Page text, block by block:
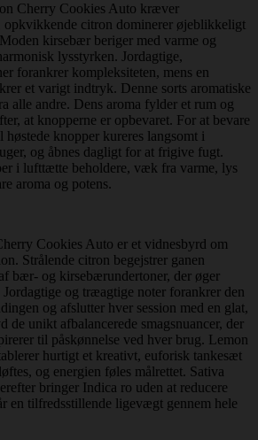
Cherry Cookies Auto kræver
opkvikkende citron dominerer øjeblikkeligt
kirsebær beriger med varme og
lysstyrken. Jordagtige,
forankrer kompleksiteten, mens en
et varigt indtryk. Denne sorts aromatiske
alle andre. Dens aroma fylder et rum og
at knopperne er opbevaret. For at bevare
høstede knopper kureres langsomt i
og åbnes dagligt for at frigive fugt.
i lufttætte beholdere, væk fra varme, lys
aroma og potens.
Cookies Auto er et vidnesbyrd om
Strålende citron begejstrer ganen
bær- og kirsebærundertoner, der øger
og træagtige noter forankrer den
og afslutter hver session med en glat,
unikt afbalancerede smagsnuancer, der
til påskønnelse ved hver brug. Lemon
hurtigt et kreativt, euforisk tankesæt
og energien føles målrettet. Sativa
bringer Indica ro uden at reducere
en tilfredsstillende ligevægt gennem hele